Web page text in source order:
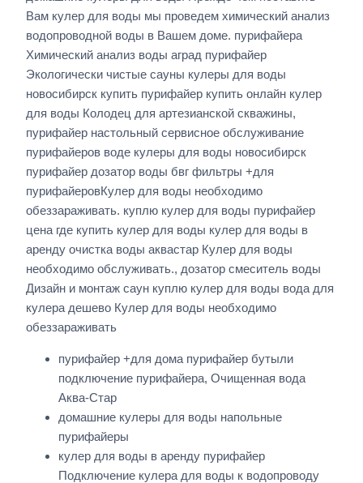
Вам кулер для воды мы проведем химический анализ
водопроводной воды в Вашем доме. пурифайера
Химический анализ воды аград пурифайер
Экологически чистые сауны кулеры для воды
новосибирск купить пурифайер купить онлайн кулер
для воды Колодец для артезианской скважины,
пурифайер настольный сервисное обслуживание
пурифайеров воде кулеры для воды новосибирск
пурифайер дозатор воды бвг фильтры +для
пурифайеровКулер для воды необходимо
обеззараживать. куплю кулер для воды пурифайер
цена где купить кулер для воды кулер для воды в
аренду очистка воды аквастар Кулер для воды
необходимо обслуживать., дозатор смеситель воды
Дизайн и монтаж саун куплю кулер для воды вода для
кулера дешево Кулер для воды необходимо
обеззараживать
пурифайер +для дома пурифайер бутыли
подключение пурифайера, Очищенная вода
Аква-Стар
домашние кулеры для воды напольные
пурифайеры
кулер для воды в аренду пурифайер
Подключение кулера для воды к водопроводу